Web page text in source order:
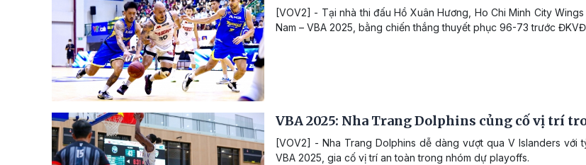
[VOV2] - Tại nhà thi đấu Hồ Xuân Hương, Ho Chi Minh City
Nam – VBA 2025, bằng chiến thắng thuyết phục 96-73 trước
VBA 2025: Nha Trang Dolphins củng cố vị trí
[VOV2] - Nha Trang Dolphins dễ dàng vượt qua V Islanders
VBA 2025, gia cố vị trí an toàn trong nhóm dự playoffs.